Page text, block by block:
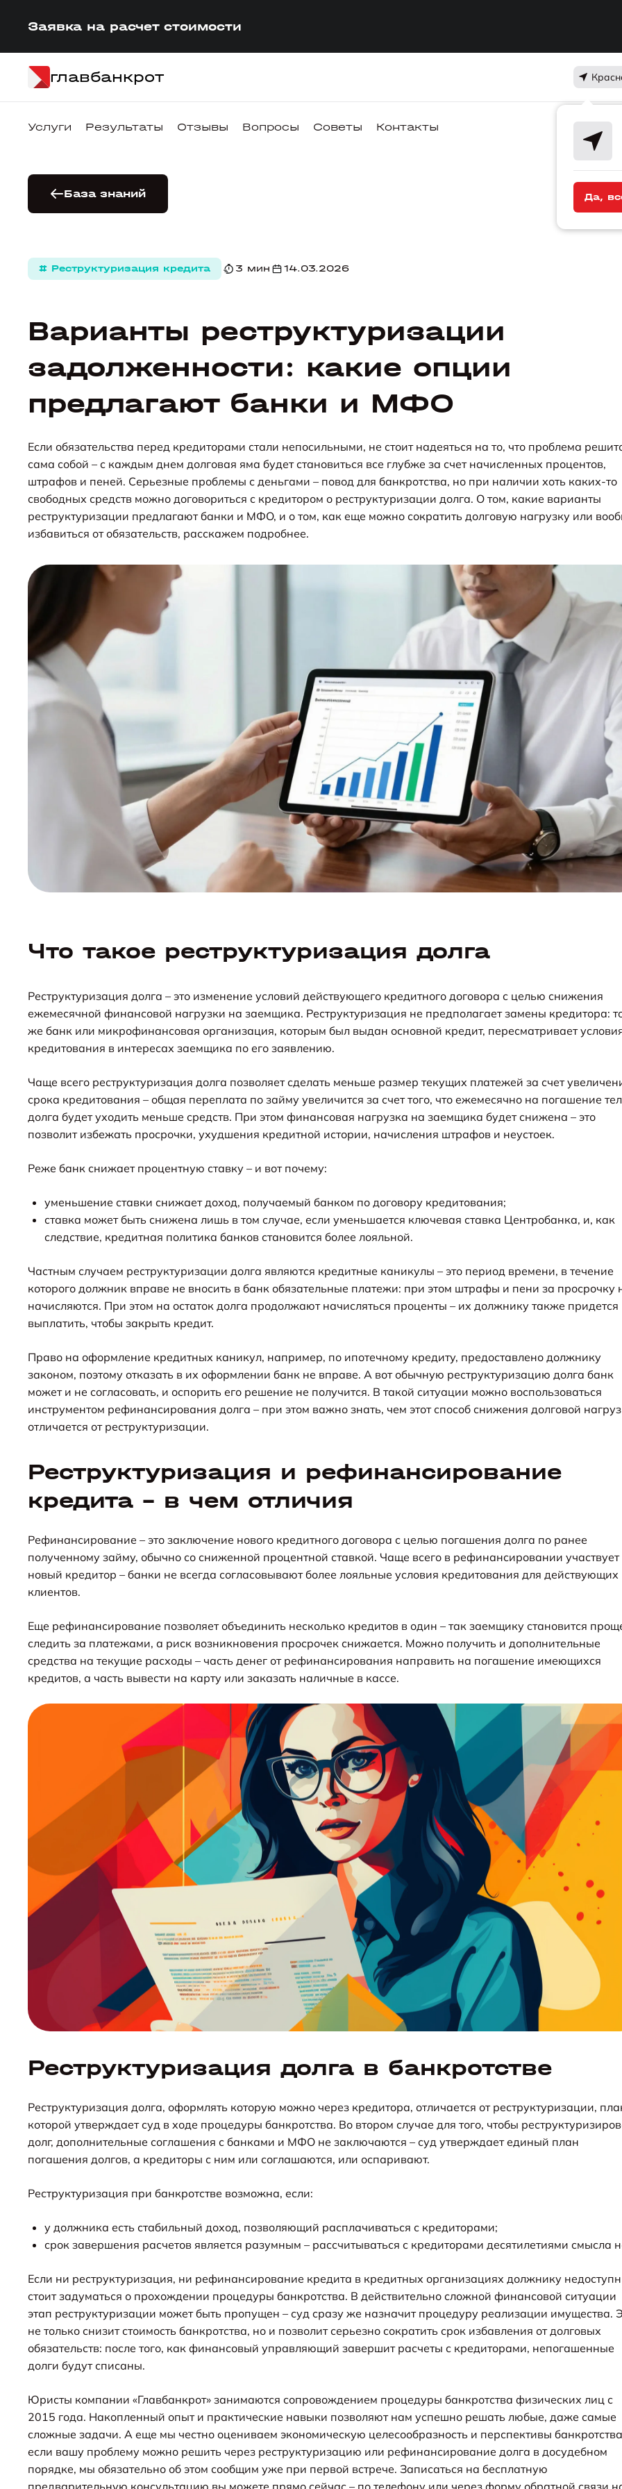
Заявка на расчет стоимости
главбанкрот
Да,
Услуги Результаты Отзывы Вопросы Советы Контакты
База знаний
# Реструктуризация кредита 3 мин 14.03.2026
Варианты реструктуризации
задолженности: какие опции
предлагают банки и МФО
Если обязательства перед кредиторами стали непосильными, не стоит надеяться на то, что проблема
сама собой – с каждым днем долговая яма будет становиться все глубже за счет начисленных процентов,
штрафов и пеней. Серьезные проблемы с деньгами – повод для банкротства, но при наличии хоть каких-то
свободных средств можно договориться с кредитором о реструктуризации долга. О том, какие варианты
реструктуризации предлагают банки и МФО, и о том, как еще можно сократить долговую нагрузку или
избавиться от обязательств, расскажем подробнее.
Что такое реструктуризация долга
Реструктуризация долга – это изменение условий действующего кредитного договора с целью снижения
ежемесячной финансовой нагрузки на заемщика. Реструктуризация не предполагает замены кредитора:
же банк или микрофинансовая организация, которым был выдан основной кредит, пересматривает
кредитования в интересах заемщика по его заявлению.
Чаще всего реструктуризация долга позволяет сделать меньше размер текущих платежей за счет
срока кредитования – общая переплата по займу увеличится за счет того, что ежемесячно на погашение
долга будет уходить меньше средств. При этом финансовая нагрузка на заемщика будет снижена – это
позволит избежать просрочки, ухудшения кредитной истории, начисления штрафов и неустоек.
Реже банк снижает процентную ставку – и вот почему:
уменьшение ставки снижает доход, получаемый банком по договору кредитования;
ставка может быть снижена лишь в том случае, если уменьшается ключевая ставка Центробанка, и, как
следствие, кредитная политика банков становится более лояльной.
Частным случаем реструктуризации долга являются кредитные каникулы – это период времени, в течение
которого должник вправе не вносить в банк обязательные платежи: при этом штрафы и пени за просрочку
начисляются. При этом на остаток долга продолжают начисляться проценты – их должнику также придется
выплатить, чтобы закрыть кредит.
Право на оформление кредитных каникул, например, по ипотечному кредиту, предоставлено должнику
законом, поэтому отказать в их оформлении банк не вправе. А вот обычную реструктуризацию долга банк
может и не согласовать, и оспорить его решение не получится. В такой ситуации можно воспользоваться
инструментом рефинансирования долга – при этом важно знать, чем этот способ снижения долговой
отличается от реструктуризации.
Реструктуризация и рефинансирование
кредита – в чем отличия
Рефинансирование – это заключение нового кредитного договора с целью погашения долга по ранее
полученному займу, обычно со сниженной процентной ставкой. Чаще всего в рефинансировании участвует
новый кредитор – банки не всегда согласовывают более лояльные условия кредитования для действующих
клиентов.
Еще рефинансирование позволяет объединить несколько кредитов в один – так заемщику становится
следить за платежами, а риск возникновения просрочек снижается. Можно получить и дополнительные
средства на текущие расходы – часть денег от рефинансирования направить на погашение имеющихся
кредитов, а часть вывести на карту или заказать наличные в кассе.
Реструктуризация долга в банкротстве
Реструктуризация долга, оформлять которую можно через кредитора, отличается от реструктуризации,
которой утверждает суд в ходе процедуры банкротства. Во втором случае для того, чтобы
долг, дополнительные соглашения с банками и МФО не заключаются – суд утверждает единый план
погашения долгов, а кредиторы с ним или соглашаются, или оспаривают.
Реструктуризация при банкротстве возможна, если:
у должника есть стабильный доход, позволяющий расплачиваться с кредиторами;
срок завершения расчетов является разумным – рассчитываться с кредиторами десятилетиями смысла
Если ни реструктуризация, ни рефинансирование кредита в кредитных организациях должнику
стоит задуматься о прохождении процедуры банкротства. В действительно сложной финансовой ситуации
этап реструктуризации может быть пропущен – суд сразу же назначит процедуру реализации имущества.
не только снизит стоимость банкротства, но и позволит серьезно сократить срок избавления от долговых
обязательств: после того, как финансовый управляющий завершит расчеты с кредиторами, непогашенные
долги будут списаны.
Юристы компании «Главбанкрот» занимаются сопровождением процедуры банкротства физических лиц с
2015 года. Накопленный опыт и практические навыки позволяют нам успешно решать любые, даже самые
сложные задачи. А еще мы честно оцениваем экономическую целесообразность и перспективы
если вашу проблему можно решить через реструктуризацию или рефинансирование долга в досудебном
порядке, мы обязательно об этом сообщим уже при первой встрече. Записаться на бесплатную
предварительную консультацию вы можете прямо сейчас – по телефону или через форму обратной связи